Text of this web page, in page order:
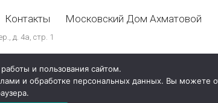
Контакты Московский Дом Ахматовой
д. 4а, стр. 1
и пользования сайтом.
и обработке персональных данных. Вы можете